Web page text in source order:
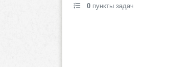
0 пункты задач